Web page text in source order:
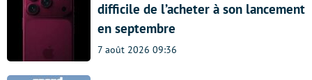
difficile de l’acheter à son lancement
en septembre
7 août 2026 09:36